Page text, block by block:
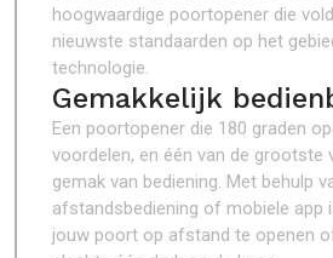
hoogwaardige poortopener die
nieuwste standaarden op het
technologie.
Gemakkelijk
Een poortopener die 180 graden
voordelen, en één van de grootste
gemak van bediening. Met behulp
afstandsbediening of mobiele app
jouw poort op afstand te openen